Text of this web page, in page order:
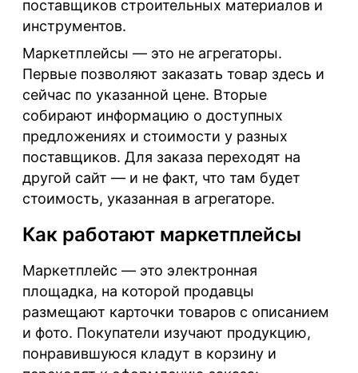
поставщиков строительных материалов и
инструментов.
Маркетплейсы — это не агрегаторы.
Первые позволяют заказать товар здесь и
сейчас по указанной цене. Вторые
собирают информацию о доступных
предложениях и стоимости у разных
поставщиков. Для заказа переходят на
другой сайт — и не факт, что там будет
стоимость, указанная в агрегаторе.
Как работают маркетплейсы
Маркетплейс — это электронная
площадка, на которой продавцы
размещают карточки товаров с описанием
и фото. Покупатели изучают продукцию,
понравившуюся кладут в корзину и